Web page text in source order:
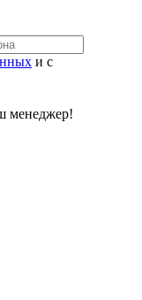
и с
менеджер!